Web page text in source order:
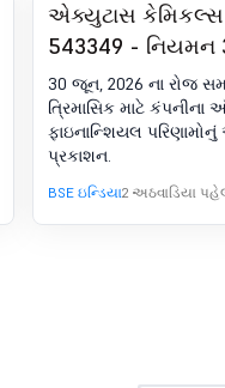
એક્યુટાસ કેમિકલ્સ
543349 - નિયમન
હેઠળ જાહેરાત -
પ્રકાશન
30 જૂન, 2026 ના રોજ
ત્રિમાસિક માટે કંપનીના
ફાઇનાન્શિયલ
પ્રકાશન.
BSE ઇન્ડિયા2 અઠવાડિયા